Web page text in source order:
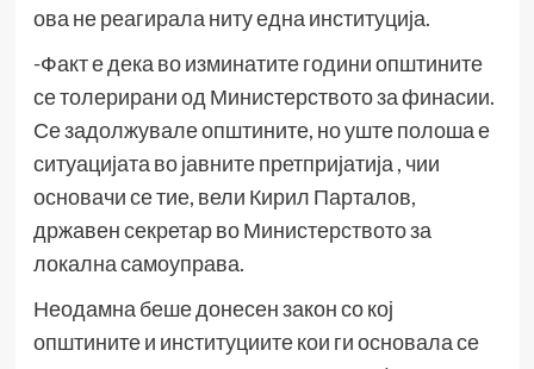
ова не реагирала ниту една институција.
-Факт е дека во изминатите години општините
се толерирани од Министерството за финасии.
Се задолжувале општините, но уште полоша е
ситуацијата во јавните претпријатија , чии
основачи се тие, вели Кирил Парталов,
државен секретар во Министерството за
локална самоуправа.
Неодамна беше донесен закон со кој
општините и институциите кои ги основала се